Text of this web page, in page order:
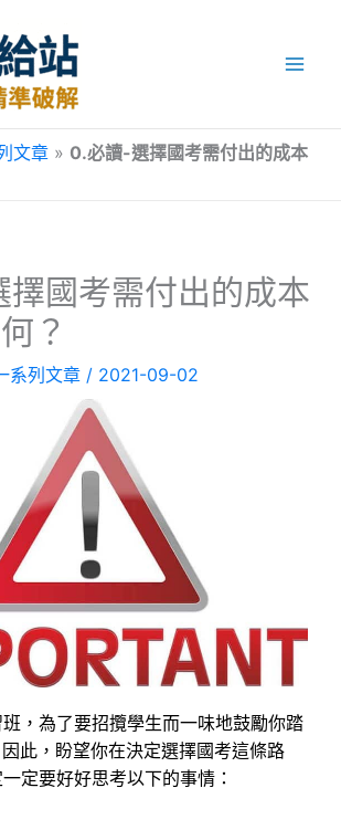
文章 » 0.必讀-選擇國考需付出的成本
國考需付出的成本
？
系列文章 / 2021-09-02
，為了要招攬學生而一味地鼓勵你踏
此，盼望你在決定選擇國考這條路
定要好好思考以下的事情：